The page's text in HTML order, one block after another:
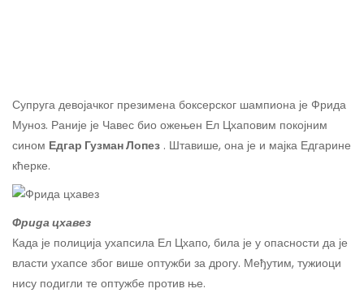
Супруга девојачког презимена боксерског шампиона је Фрида
Муноз. Раније је Чавес био ожењен Ел Цхаповим покојним
сином Едгар Гузман Лопез . Штавише, она је и мајка Едгарине
кћерке.
Фрида цхавез
Када је полиција ухапсила Ел Цхапо, била је у опасности да је
власти ухапсе због више оптужби за дрогу. Међутим, тужиоци
нису подигли те оптужбе против ње.